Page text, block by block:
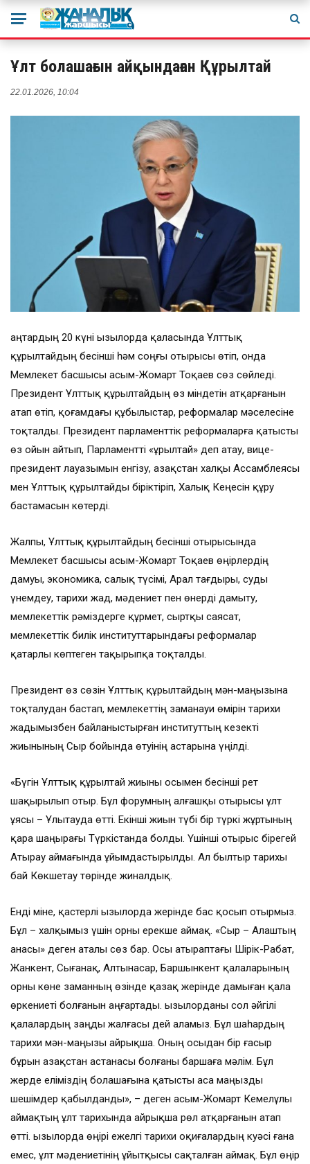
Ұлт болашағын айқындаған Құрылтай
22.01.2026, 10:04
Қаңтардың 20 күні Қызылорда қаласында Ұлттық
құрылтайдың бесінші һәм соңғы отырысы өтіп, онда
Мемлекет басшысы Қасым-Жомарт Тоқаев сөз сөйледі.
Президент Ұлттық құрылтайдың өз міндетін атқарғанын
атап өтіп, қоғамдағы құбылыстар, реформалар мәселесіне
тоқталды. Президент парламенттік реформаларға қатысты
өз ойын айтып, Парламентті «Құрылтай» деп атау, вице-
президент лауазымын енгізу, Қазақстан халқы Ассамблеясы
мен Ұлттық құрылтайды біріктіріп, Халық Кеңесін құру
бастамасын көтерді.
Жалпы, Ұлттық құрылтайдың бесінші отырысында
Мемлекет басшысы Қасым-Жомарт Тоқаев өңірлердің
дамуы, экономика, салық түсімі, Арал тағдыры, суды
үнемдеу, тарихи жад, мәдениет пен өнерді дамыту,
мемлекеттік рәміздерге құрмет, сыртқы саясат,
мемлекеттік билік институттарындағы реформалар
қатарлы көптеген тақырыпқа тоқталды.
Президент өз сөзін Ұлттық құрылтайдың мән-маңызына
тоқталудан бастап, мемлекеттің заманауи өмірін тарихи
жадымызбен байланыстырған институттың кезекті
жиынының Сыр бойында өтуінің астарына үңілді.
«Бүгін Ұлттық құрылтай жиыны осымен бесінші рет
шақырылып отыр. Бұл форумның алғашқы отырысы ұлт
ұясы – Ұлытауда өтті. Екінші жиын түбі бір түркі жұртының
қара шаңырағы Түркістанда болды. Үшінші отырыс бірегей
Атырау аймағында ұйымдастырылды. Ал былтыр тарихы
бай Көкшетау төрінде жиналдық.
Енді міне, қастерлі Қызылорда жерінде бас қосып отырмыз.
Бұл – халқымыз үшін орны ерекше аймақ. «Сыр – Алаштың
анасы» деген аталы сөз бар. Осы атыраптағы Шірік-Рабат,
Жанкент, Сығанақ, Алтынасар, Баршынкент қалаларының
орны көне заманның өзінде қазақ жерінде дамыған қала
өркениеті болғанын аңғартады. Қызылорданы сол әйгілі
қалалардың заңды жалғасы дей аламыз. Бұл шаһардың
тарихи мән-маңызы айрықша. Оның осыдан бір ғасыр
бұрын Қазақстан астанасы болғаны баршаға мәлім. Бұл
жерде еліміздің болашағына қатысты аса маңызды
шешімдер қабылданды», – деген Қасым-Жомарт Кемелұлы
аймақтың ұлт тарихында айрықша рөл атқарғанын атап
өтті. Қызылорда өңірі ежелгі тарихи оқиғалардың куәсі ғана
емес, ұлт мәдениетінің ұйытқысы сақталған аймақ. Бұл өңір